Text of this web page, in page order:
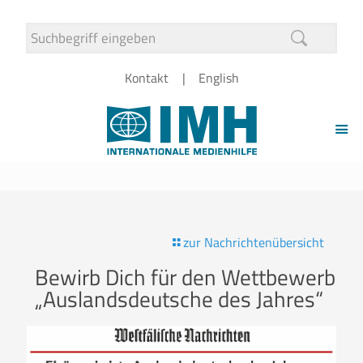
Kontakt English
zur Nachrichtenübersicht
Bewirb Dich für den Wettbewerb
„Auslandsdeutsche des Jahres“